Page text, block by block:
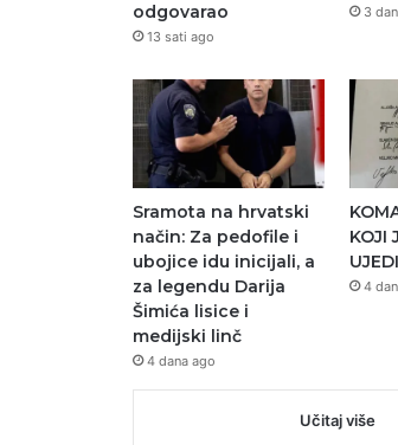
odgovarao
13 sati ago
3
Sramota na hrvatski
način: Za pedofile i
ubojice idu inicijali, a
za legendu Darija
Šimića lisice i
medijski linč
4 dana ago
KOJI
4
Učitaj više